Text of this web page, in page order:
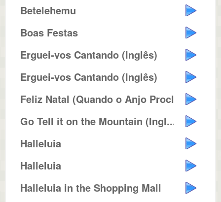
Betelehemu
Boas Festas
Erguei-vos Cantando (Inglês)
Erguei-vos Cantando (Inglês)
Feliz Natal (Quando o Anjo Procl...
Go Tell it on the Mountain (Ingl...
Halleluia
Halleluia
Halleluia in the Shopping Mall